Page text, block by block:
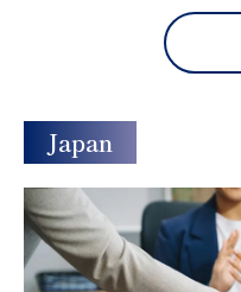
Japan